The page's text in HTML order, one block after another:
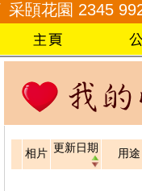
花園 2345 9927 /
相片 更新日期 用途